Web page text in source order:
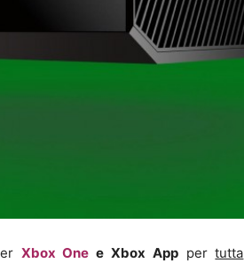
Xbox One e Xbox Apppertutta